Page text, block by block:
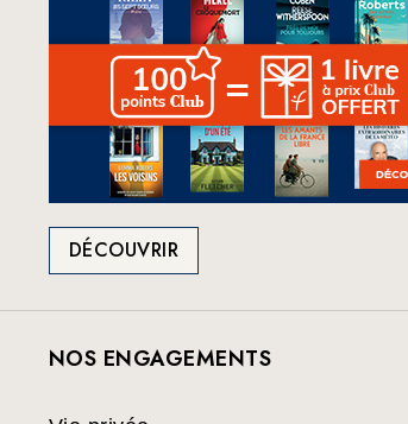
DÉCOUVRIR
NOS ENGAGEMENTS